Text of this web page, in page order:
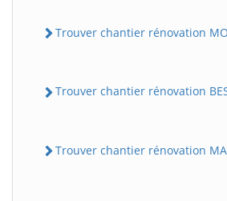
Trouver chantier rénovation
Trouver chantier rénovation
Trouver chantier rénovation
B BatiWebPro